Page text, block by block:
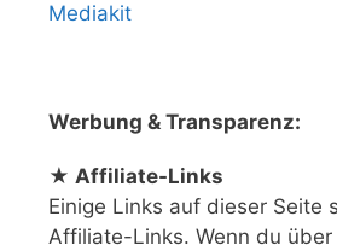
Mediakit
Werbung & Transparenz:
★ Affiliate-Links
Einige Links auf dieser Seite
Affiliate-Links. Wenn du über